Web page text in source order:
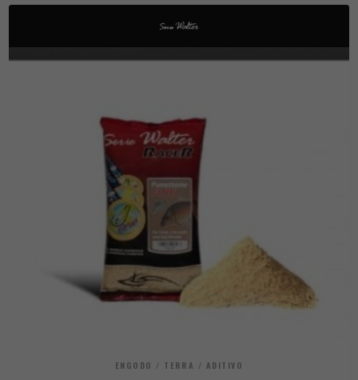
ENGODO / TERRA / ADITIVO